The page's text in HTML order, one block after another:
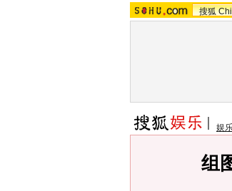
搜狐
娱
组